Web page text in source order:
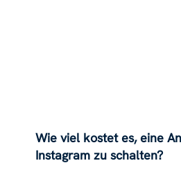
Wie viel kostet es, eine
Instagram zu schalten?